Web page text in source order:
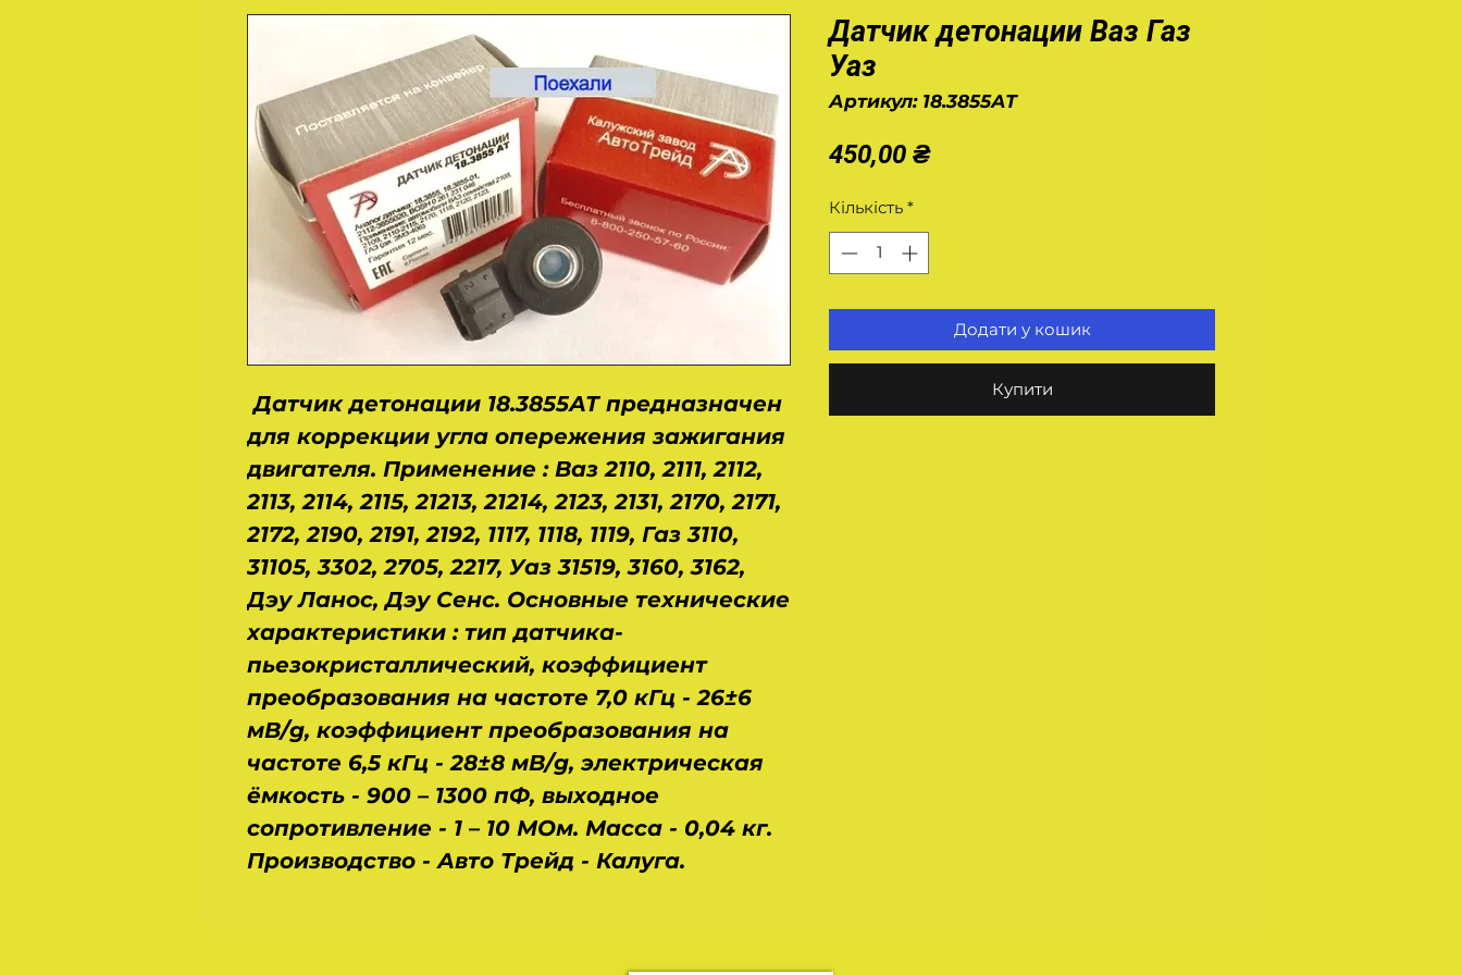
Датчик детонации 18.3855АТ предназначен
для коррекции угла опережения зажигания
двигателя. Применение : Ваз 2110, 2111, 2112,
2113, 2114, 2115, 21213, 21214, 2123, 2131, 2170, 2171,
2172, 2190, 2191, 2192, 1117, 1118, 1119, Газ 3110,
31105, 3302, 2705, 2217, Уаз 31519, 3160, 3162,
Дэу Ланос, Дэу Сенс. Основные технические
характеристики : тип датчика-
пьезокристаллический, коэффициент
преобразования на частоте 7,0 кГц - 26±6
мВ/g, коэффициент преобразования на
частоте 6,5 кГц - 28±8 мВ/g, электрическая
ёмкость - 900 – 1300 пФ, выходное
сопротивление - 1 – 10 МОм. Масса - 0,04 кг.
Производство - Авто Трейд - Калуга.
Датчик детонации Ваз Газ
Уаз
Артикул: 18.3855АТ
450,00 ₴Ціна
Кількість *
Додати у кошик
Купити